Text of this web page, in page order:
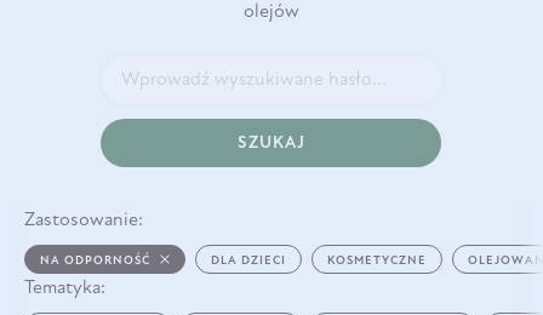
olejów
SZUKAJ
Zastosowanie:
NA ODPORNOŚĆ DLA DZIECI KOSMETYCZNE
Tematyka: